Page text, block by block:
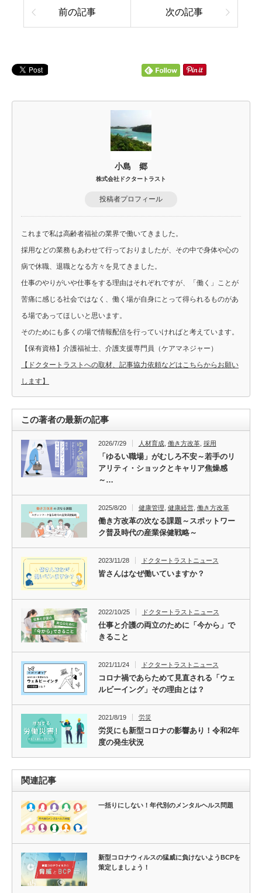
前の記事 次の記事
小島 郷
株式会社ドクタートラスト
投稿者プロフィール
これまで私は高齢者福祉の業界で働いてきました。
採用などの業務もあわせて行っておりましたが、その中で身体や心の
病で休職、退職となる方々を見てきました。
仕事のやりがいや仕事をする理由はそれぞれですが、「働く」ことが
苦痛に感じる社会ではなく、働く場が自身にとって得られるものがあ
る場であってほしいと思います。
そのためにも多くの場で情報配信を行っていければと考えています。
【保有資格】介護福祉士、介護支援専門員（ケアマネジャー）
【ドクタートラストへの取材、記事協力依頼などはこちらからお願い
します】
この著者の最新の記事
2026/7/29 人材育成, 働き方改革, 採用
「ゆるい職場」がむしろ不安～若手のリ
アリティ・ショックとキャリア焦燥感
～…
2025/8/20 健康管理 健康経営, 働き方改革
働き方改革の次なる課題～スポットワー
ク普及時代の産業保健戦略～
2023/11/28 ドクタートラストニュース
皆さんはなぜ働いていますか？
2022/10/25 ドクタートラストニュース
仕事と介護の両立のために「今から」で
きること
2021/11/24 ドクタートラストニュース
コロナ禍であらためて見直される「ウェ
ルビーイング」その理由とは？
2021/8/19 労災
労災にも新型コロナの影響あり！令和2年
度の発生状況
関連記事
一括りにしない！年代別のメンタルヘルス問題
新型コロナウィルスの猛威に負けないようBCPを
策定しましょう！